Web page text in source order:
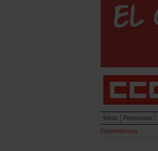
Inicio Pensiones
Dependencia